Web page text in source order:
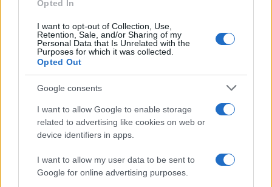
Opted In
I want to opt-out of Collection, Use,
Retention, Sale, and/or Sharing of my
Personal Data that Is Unrelated with the
Purposes for which it was collected.
Opted Out
Google consents
I want to allow Google to enable storage
related to advertising like cookies on web or
device identifiers in apps.
I want to allow my user data to be sent to
Google for online advertising purposes.
Stadio Olimpico Grande Torino: da
quell'appunto nacque la sua linea editoriale,
che propugna spiegazioni visive per il tifoso
critico. Dettaglio unico: una stagione
allenatore under15 al Chieri e ciclista urbano.